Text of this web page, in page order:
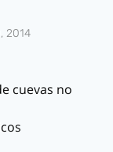
2014
cuevas no